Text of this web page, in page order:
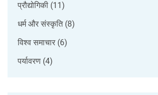
प्रौद्योगिकी (11)
धर्म और संस्कृति (8)
विश्व समाचार (6)
पर्यावरण (4)